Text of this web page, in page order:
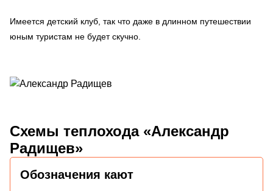
Имеется детский клуб, так что даже в длинном путешествии
юным туристам не будет скучно.
Схемы теплохода «Александр
Радищев»
Обозначения кают